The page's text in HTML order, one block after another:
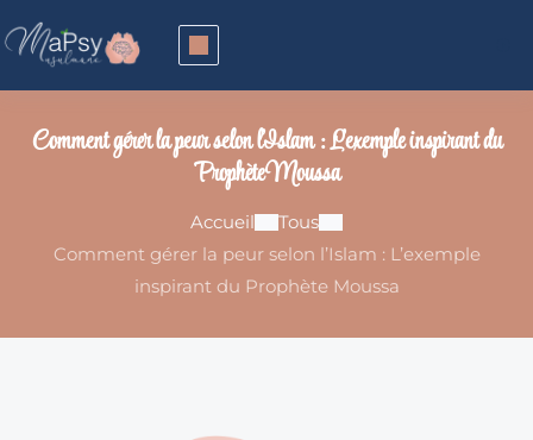
Comment gérer la peur selon l’Islam : L’exemple inspirant du
Prophète Moussa
Accueil
Tous
Comment gérer la peur selon l’Islam : L’exemple
inspirant du Prophète Moussa